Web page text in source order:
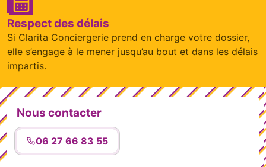
Respect des délais
Si Clarita Conciergerie prend en charge votre dossier,
elle s’engage à le mener jusqu’au bout et dans les délais
impartis.
Nous contacter
06 27 66 83 55